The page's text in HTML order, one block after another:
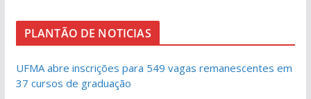
PLANTÃO DE NOTICIAS
UFMA abre inscrições para 549 vagas remanescentes em
37 cursos de graduação